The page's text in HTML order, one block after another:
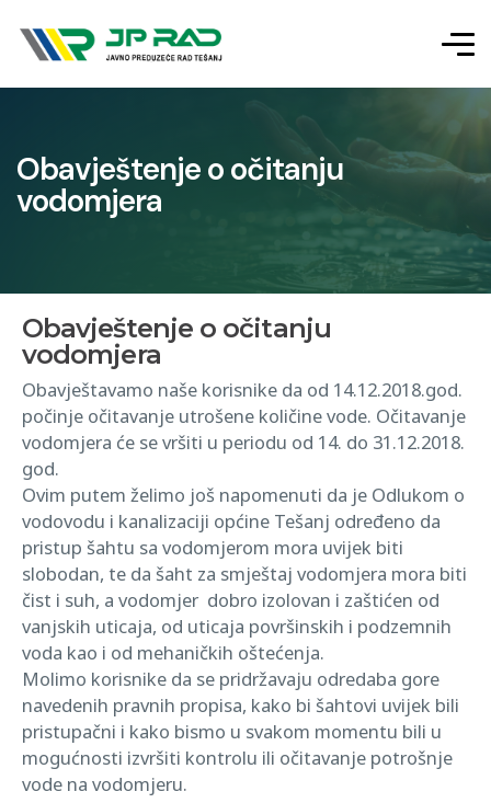
Obavještenje o očitanju
vodomjera
Obavještenje o očitanju
vodomjera
Obavještavamo naše korisnike da od 14.12.2018.god.
počinje očitavanje utrošene količine vode. Očitavanje
vodomjera će se vršiti u periodu od 14. do 31.12.2018.
god.
Ovim putem želimo još napomenuti da je Odlukom o
vodovodu i kanalizaciji općine Tešanj određeno da
pristup šahtu sa vodomjerom mora uvijek biti
slobodan, te da šaht za smještaj vodomjera mora biti
čist i suh, a vodomjer dobro izolovan i zaštićen od
vanjskih uticaja, od uticaja površinskih i podzemnih
voda kao i od mehaničkih oštećenja.
Molimo korisnike da se pridržavaju odredaba gore
navedenih pravnih propisa, kako bi šahtovi uvijek bili
pristupačni i kako bismo u svakom momentu bili u
mogućnosti izvršiti kontrolu ili očitavanje potrošnje
vode na vodomjeru.